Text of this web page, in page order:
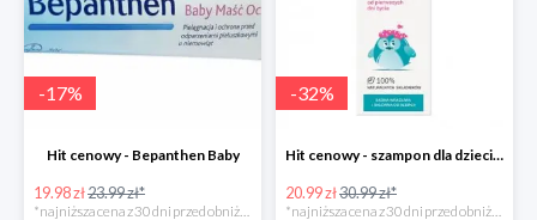
-17%
Hit cenowy - Bepanthen Baby
19.98 zł23.99 zł*
*najniższa cena z 30 dni przed obniżką
-32%
Hit cenowy - szampon dla dzieci Oillan Baby
20.99 zł30.99 zł*
*najniższa cena z 30 dni przed obniżką